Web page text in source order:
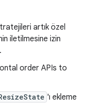
artık özel
iletilmesine izin
order APIs to
'ı ekleme